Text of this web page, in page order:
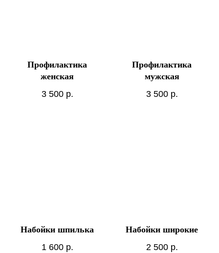
Профилактика
женская
3 500 р.
Профилактика
мужская
3 500 р.
Набойки шпилька
1 600 р.
Набойки широкие
2 500 р.